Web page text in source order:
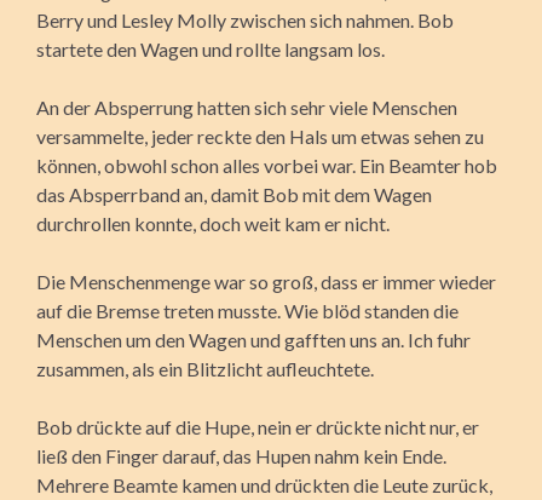
Berry und Lesley Molly zwischen sich nahmen. Bob
startete den Wagen und rollte langsam los.
An der Absperrung hatten sich sehr viele Menschen
versammelte, jeder reckte den Hals um etwas sehen zu
können, obwohl schon alles vorbei war. Ein Beamter hob
das Absperrband an, damit Bob mit dem Wagen
durchrollen konnte, doch weit kam er nicht.
Die Menschenmenge war so groß, dass er immer wieder
auf die Bremse treten musste. Wie blöd standen die
Menschen um den Wagen und gafften uns an. Ich fuhr
zusammen, als ein Blitzlicht aufleuchtete.
Bob drückte auf die Hupe, nein er drückte nicht nur, er
ließ den Finger darauf, das Hupen nahm kein Ende.
Mehrere Beamte kamen und drückten die Leute zurück,